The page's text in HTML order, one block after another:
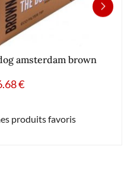
amsterdam brown
€
produits favoris